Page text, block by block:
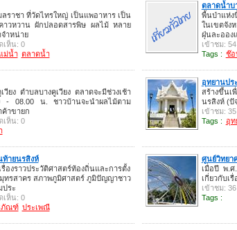
ราชา ที่วัดไทรใหญ่ เป็นแพอาหาร เป็น
าวหวาน ผักปลอดสารพิษ ผลไม้ หลาย
ำหน่าย
เห็น: 0
แม่น้ำ ตลาดน้ำ
ตลาดน้ำบ
พื้นป่าแห่ง
ในเขตจัง
ฝุ่นละออง
เข้าชม:
Tags : ช๊อ
วียง ตำบลบางคูเวียง ตลาดจะมีช่วงเช้า
- 08.00 น. ชาวบ้านจะนำผลไม้ตาม
ค้าขายก
เห็น: 0
อุทยานปร
สร้างขึ้น
นรสิงห์ (ปั
เข้าชม:
Tags : อุท
ท้ายนรสิงห์
องราวประวัติศาสตร์ท้องถิ่นและการตั้ง
ทรสาคร สภาพภูมิศาสตร์ ภูมิปัญญาชาว
ประ
เห็น: 0
ภัณฑ์ ประเพณี
ศูนย์วิทยา
เมื่อปี พ.ศ
เกี่ยวกับเ
เข้าชม:
Tags :